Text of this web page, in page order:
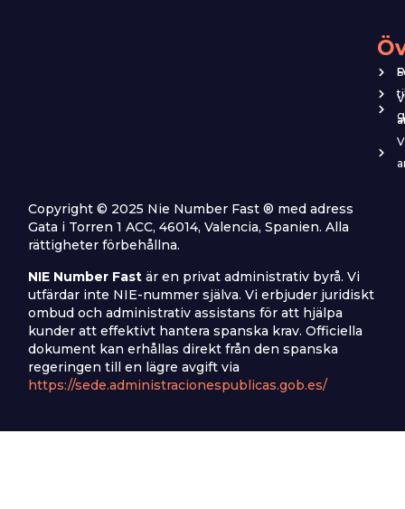
Copyright © 2025 Nie Number Fast ® med adress
Gata i Torren 1 ACC, 46014, Valencia, Spanien. Alla
rättigheter förbehållna.
NIE Number Fast är en privat administrativ byrå. Vi
utfärdar inte NIE-nummer själva. Vi erbjuder juridiskt
ombud och administrativ assistans för att hjälpa
kunder att effektivt hantera spanska krav. Officiella
dokument kan erhållas direkt från den spanska
regeringen till en lägre avgift via
https://sede.administracionespublicas.gob.es/